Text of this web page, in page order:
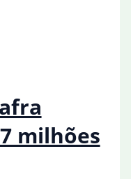
milhões